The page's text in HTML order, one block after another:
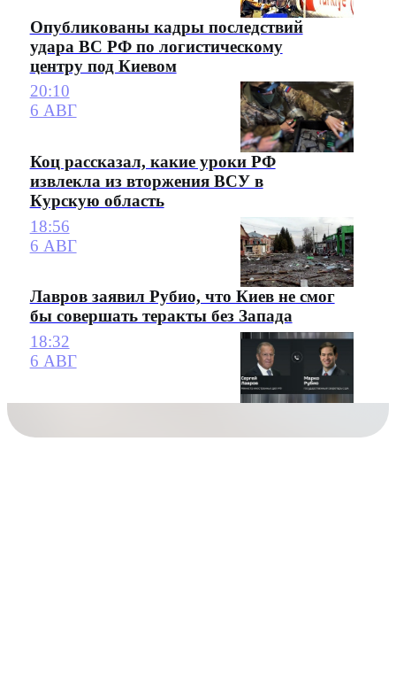
Опубликованы кадры последствий
удара ВС РФ по логистическому
центру под Киевом
20:10
6 АВГ
Коц рассказал, какие уроки РФ
извлекла из вторжения ВСУ в
Курскую область
18:56
6 АВГ
Лавров заявил Рубио, что Киев не смог
бы совершать теракты без Запада
18:32
6 АВГ